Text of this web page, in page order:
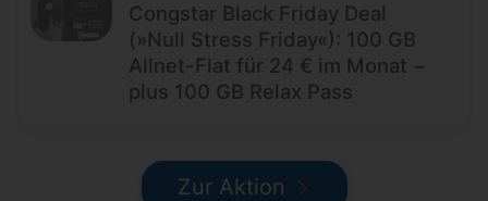
Congstar Black Friday Deal
(»Null Stress Friday«): 100 GB
Allnet-Flat für 24 € im Monat −
plus 100 GB Relax Pass
Zur Aktion